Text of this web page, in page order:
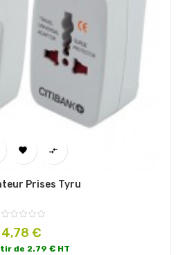
 
Prises Tyru
Prix
4,78 €
de 2.79 € HT